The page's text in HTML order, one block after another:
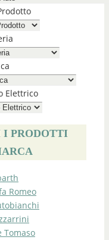
Elettrico
I PRODOTTI
Romeo
Tomaso